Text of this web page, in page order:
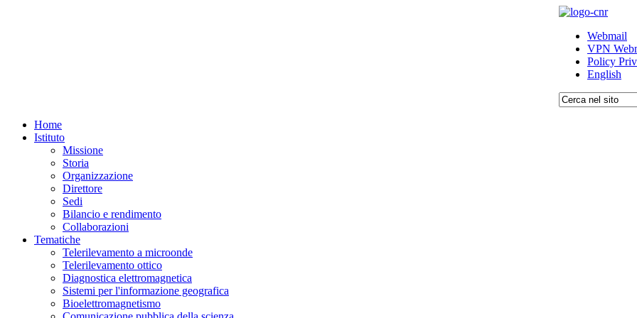
Webmail
VPN
Policy
English
Home
Istituto
Missione
Storia
Organizzazione
Direttore
Sedi
Bilancio e rendimento
Collaborazioni
Tematiche
Telerilevamento a microonde
Telerilevamento ottico
Diagnostica elettromagnetica
Sistemi per l'informazione geografica
Bioelettromagnetismo